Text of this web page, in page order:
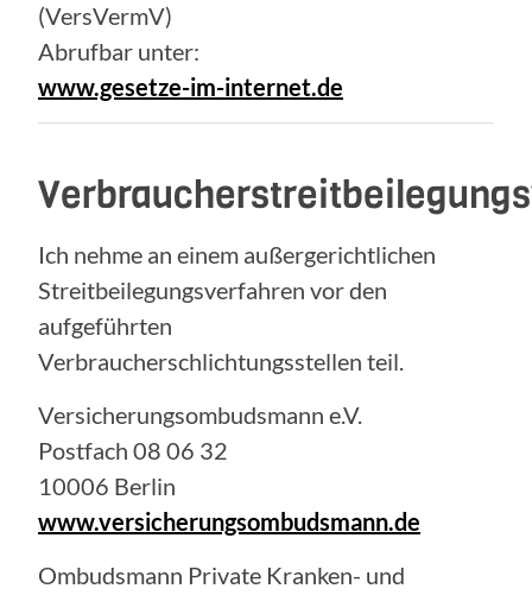
(VersVermV)
Abrufbar unter:
www.gesetze-im-internet.de
Ich nehme an einem außergerichtlichen
Streitbeilegungsverfahren vor den
aufgeführten
Verbraucherschlichtungsstellen teil.
Versicherungsombudsmann e.V.
Postfach 08 06 32
10006 Berlin
www.versicherungsombudsmann.de
Ombudsmann Private Kranken- und